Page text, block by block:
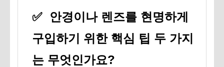
✅
안경이나 렌즈를 현명하게
구입하기 위한 핵심 팁 두 가지
는 무엇인가요?